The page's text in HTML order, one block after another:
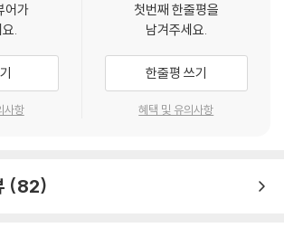
큼 커지고 바다가 바다처럼 깊어지는 일/내가 모르
안의 붉은 물감 풀어놓고 흘러가는 일”(「물속에
』)의 복판에서 우리 마음의 무늬를 읽게 하는 순간이
가능했다.
나를 꺼내 데려가주세요/얇은 잠옷 차림으로 창문
어가
.
사항
첫번째 한줄평을
남겨주세요.
한줄평 쓰기
혜택 및 유의사항
82